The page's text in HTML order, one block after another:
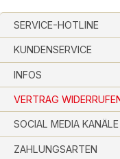
SERVICE-HOTLINE
KUNDENSERVICE
INFOS
VERTRAG
ZAHLUNGSARTEN
SOCIAL MEDIA KANÄLE